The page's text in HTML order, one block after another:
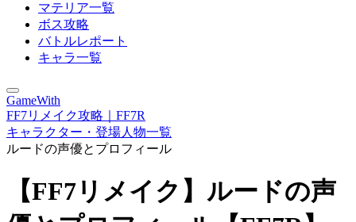
マテリア一覧
ボス攻略
バトルレポート
キャラ一覧
GameWith
FF7リメイク攻略｜FF7R
キャラクター・登場人物一覧
ルードの声優とプロフィール
【FF7リメイク】ルードの声